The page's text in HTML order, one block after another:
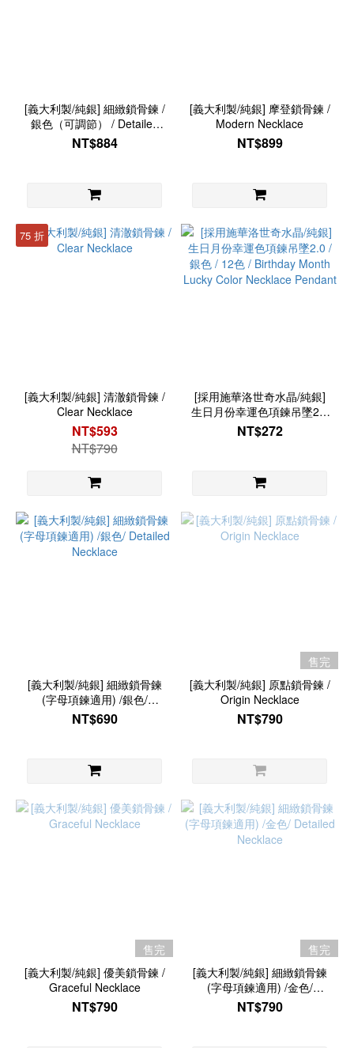
[義大利製/純銀] 細緻鎖骨鍊 /
銀色（可調節） / Detailed
Necklace
NT$884
[義大利製/純銀] 摩登鎖骨鍊 /
Modern Necklace
NT$899
75 折
[義大利製/純銀] 清澈鎖骨鍊 /
Clear Necklace
NT$593
NT$790
[採用施華洛世奇水晶/純銀]
生日月份幸運色項鍊吊墜2.0
/ 銀色 / 12色 / Birthday
Month Lucky Color
NT$272
[義大利製/純銀] 細緻鎖骨鍊
(字母項鍊適用) /銀色/
Detailed Necklace
NT$690
售完
[義大利製/純銀] 原點鎖骨鍊 /
Origin Necklace
NT$790
售完
[義大利製/純銀] 優美鎖骨鍊 /
Graceful Necklace
NT$790
售完
[義大利製/純銀] 細緻鎖骨鍊
(字母項鍊適用) /金色/
Detailed Necklace
NT$790